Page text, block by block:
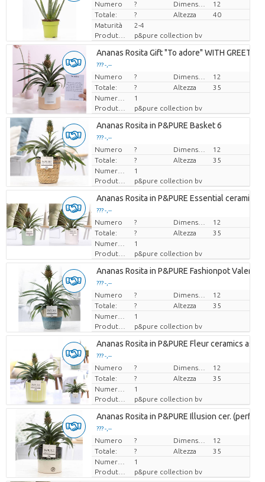
Prezzo x uno
Numero ?
12
Totale:
? Altezza
40
Maturità
2-4
Produttore
p&pure collection bv
Ananas Rosita Gift "To adore" WITH GREETING
??? -,--
Prezzo x uno
Numero ?
12
Totale:
? Altezza
35
Numero di piante/vaso
1
Produttore
p&pure collection bv
Ananas Rosita in P&PURE Basket 6
??? -,--
Prezzo x uno
Numero ?
12
Totale:
? Altezza
35
Numero di piante/vaso
1
Produttore
p&pure collection bv
Ananas Rosita in P&PURE Essential ceramics
??? -,--
Prezzo x uno
Numero ?
12
Totale:
? Altezza
35
Numero di piante/vaso
1
Produttore
p&pure collection bv
Ananas Rosita in P&PURE Fashionpot Valerie
??? -,--
Prezzo x uno
Numero ?
12
Totale:
? Altezza
35
Numero di piante/vaso
1
Produttore
p&pure collection bv
Ananas Rosita in P&PURE Fleur ceramics ass. 3
??? -,--
Prezzo x uno
Numero ?
12
Totale:
? Altezza
35
Numero di piante/vaso
1
Produttore
p&pure collection bv
Ananas Rosita in P&PURE Illusion cer.
??? -,--
Prezzo x uno
Numero ?
12
Totale:
? Altezza
35
Numero di piante/vaso
1
Produttore
p&pure collection bv